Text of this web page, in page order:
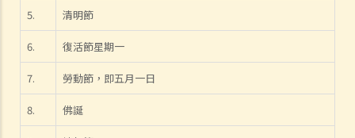
5. 清明節
6. 復活節星期一
7. 勞動節，即五月一日
8. 佛誕
1. 終止固定期限合約
1. 繳付終止合約款項之時限
2. 發出通知終止合約
2. 違例及刑罰
3. 代通知金
6. 暫停僱用